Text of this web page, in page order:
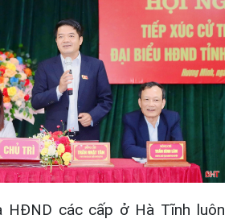
HĐND các cấp ở Hà Tĩnh luôn